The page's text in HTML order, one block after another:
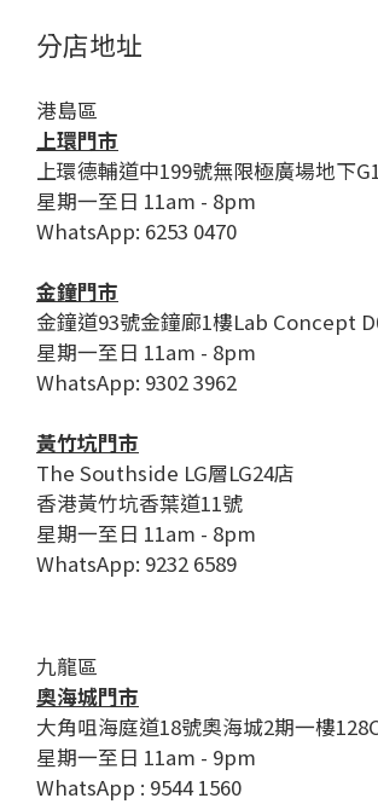
分店地址
港島區
上環門市
上環德輔道中199號無限極廣場地下
星期一至日 11am - 8pm
WhatsApp: 6253 0470
金鐘門市
金鐘道93號金鐘廊1樓Lab Concept
星期一至日 11am - 8pm
WhatsApp: 9302 3962
黃竹坑門市
The Southside LG層LG24店
香港黃竹坑香葉道11號
星期一至日 11am - 8pm
WhatsApp: 9232 6589
九龍區
奧海城門市
大角咀海庭道18號奧海城2期一樓
星期一至日 11am - 9pm
WhatsApp : 9544 1560